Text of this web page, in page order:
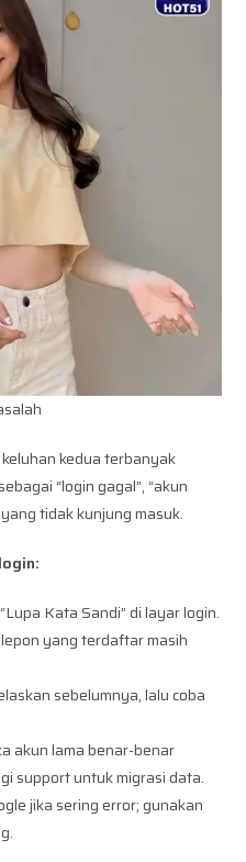
kedua terbanyak
“login gagal”, “akun
tidak kunjung masuk.
Kata Sandi” di layar login.
yang terdaftar masih
sebelumnya, lalu coba
akun lama benar-benar
support untuk migrasi data.
jika sering error; gunakan